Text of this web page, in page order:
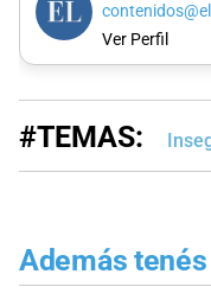
Ver Perfil
#TEMAS:
Además